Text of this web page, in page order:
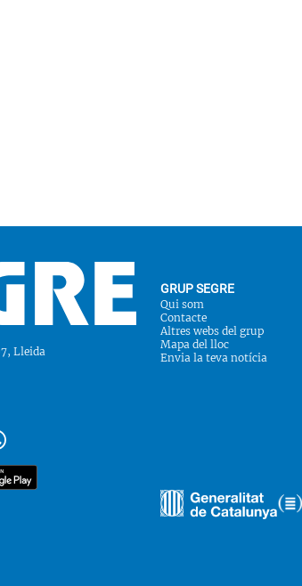
Lleida
Segueix-
nos
a::
Whatsapp
GRUP SEGRE
Qui som
Contacte
Altres webs del grup
Mapa del lloc
Envia la teva notícia